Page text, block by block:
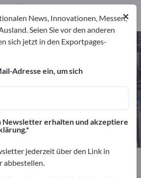
–
Hersteller
4
22
Distributoren
4
×
News, Innovationen, Messen,
Seien Sie vor den anderen
sich jetzt in den Exportpages-
Adresse ein, um sich
Newsletter erhalten und akzeptiere
jederzeit über den Link in
abbestellen.